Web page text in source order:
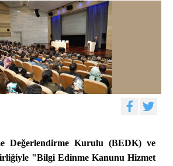
Kurulu (BEDK) ve
"Bilgi Edinme Kanunu Hizmet